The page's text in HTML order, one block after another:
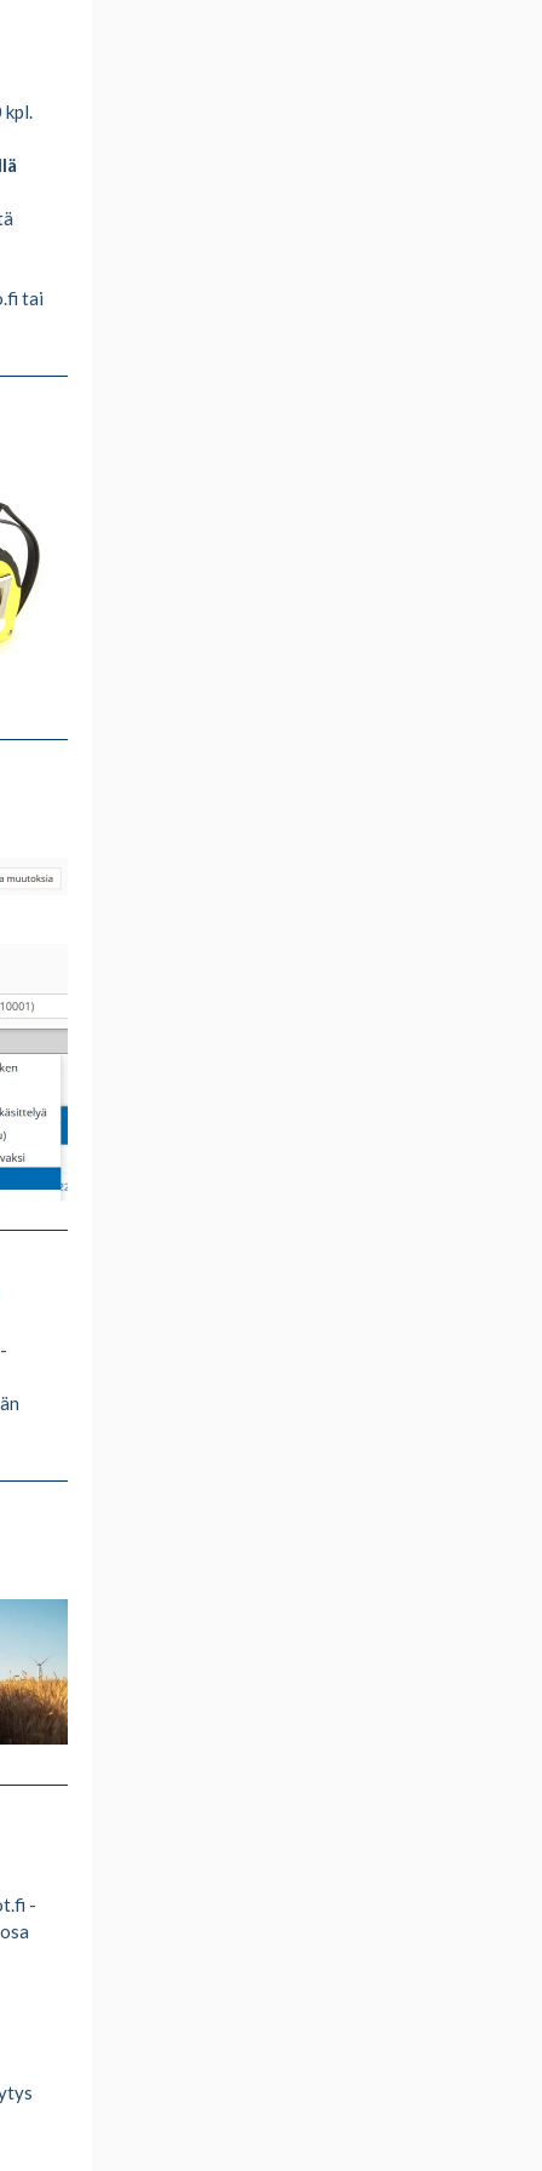
tai
-